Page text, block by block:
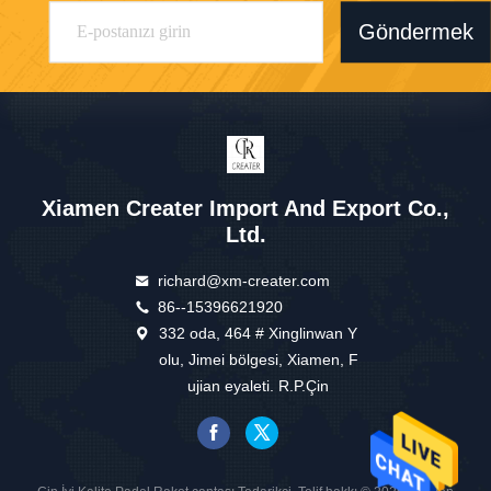
Göndermek
Xiamen Creater Import And Export Co.,
Ltd.
richard@xm-creater.com
86--15396621920
332 oda, 464 # Xinglinwan Y
olu, Jimei bölgesi, Xiamen, F
ujian eyaleti. R.P.Çin